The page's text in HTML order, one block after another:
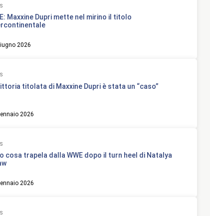
Maxxine Dupri mette nel mirino il titolo
2026
titolata di Maxxine Dupri è stata un “caso”
2026
cosa trapela dalla WWE dopo il turn heel di Natalya
2026